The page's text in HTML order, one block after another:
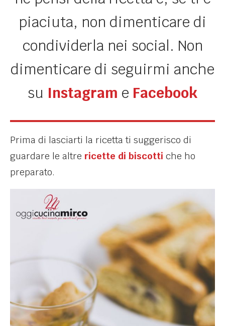
piaciuta, non dimenticare di
condividerla nei social. Non
dimenticare di seguirmi anche
su Instagram e Facebook
Prima di lasciarti la ricetta ti suggerisco di
guardare le altre ricette di biscotti che ho
preparato.